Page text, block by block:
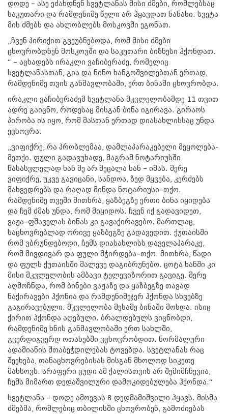
დოდე – ასე ეძახდნენ სვეტლანას მისი ძმები, რომლებსაც
საკუთარი და რამდენიმე წელი არ ჰყავდათ ნანახი. სვეტა
მის ძმებს და ახლობლებს მოსკოვში ეგონათ.
„ჩვენ პირიქით გვეუბნებოდა, რომ მისი ძმები
ცხოვრობდნენ მოსკოვში და საკუთარი ბიზნესი ჰქონდათ.
“ – აცხადებს ირაკლი ვაჩიბერაძე, რომელიც
სვეტლანასთან, გია და ნინო ხანგოშვილებთან ერთად,
რამდენიმე თვის განმავლობაში, ერთ ბინაში ცხოვრობდა.
ირაკლი ვაჩიბერაძემ სვეტლანა მკვლელობამდე 11 თვით
ადრე გაიცნო, როდესაც მისგან ბინა იგირავა. გირაოს
პირობა ის იყო, რომ მასთან ერთად დიასახლისსაც უნდა
ეცხოვრა.
„ვიფიქრე, რა პრობლემაა, დამლაპარაკებელი მეყოლება-
მეთქი. ფული გადავუხადე, მაგრამ ნოტარიუსში
წასასვლელად ხან მე არ მეცალა ხან – იმას. მერე
ვიფიქრე, უკვე გავიცანი, სანდოა, ზედ მყვება, კერძებს
მახვედრებს და რაღად მინდა ნოტარიუსი–თქო.
რამდენიმე თვეში მითხრა, ყაზბეგზე ერთი ბინა იყიდება
და ჩემ ძმას უნდა, რომ მიყიდოს. ჩვენ იქ გადავიდეთ,
ვაჟა–ფშაველას ბინას კი გავაქირავებო. მართლაც,
საცხოვრებლად ორივე ყაზბეგზე გადავედით. ქუთაისში
რომ ვბრუნდებოდი, ჩემს დიასახლისს დაველაპარაკე,
რომ მივდივარ და ფული მჭირდება–თქო. მითხრა, წადი
და ფულს ქუთაისში მალევე დაგიბრუნებო. ცოტა ხანში კი
მისი მკვლელობის ამბავი ტელევიზორით გავიგე. მერე
აღმოჩნდა, რომ ბინები ვაჟაზე და ყაზბეგზე თავად
ნაქირავები ჰქონია და რამდენიმეჯერ ჰქონდა სხვებზე
გაგირავებული. მკვლელობა მესამე ბინაში მოხდა. ისიც
ქირით ჰქონდა აღებული. ბრალდებულს ვიცნობდი,
რამდენიმე ხნის განმავლობაში ერთ სახლში,
გვერდიგვერდ ოთახებში ვცხოვრობდით. ნორმალური
ადამიანის შთაბეჭდილებას ტოვებდა. სვეტლანას რაც
შეეხება, თანაცხოვრებისას მისგან მხოლოდ სიკეთე
მახსოვს. არაფერი ცუდი ამ ქალისთვის არ შემიმჩნევია,
ჩემს მიმართ დედაშვილური დამოკიდებულება ჰქონდა.“
სვეტლანა – დოდე ამოევას 8 დედმამიშვილი ჰყავს. მისმა
ძმებმა, რომლებიც თბილისში ცხოვრობენ, გამოძიებას